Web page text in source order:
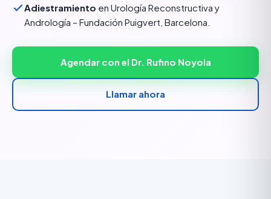
Adiestramiento en Urología Reconstructiva y
Andrología – Fundación Puigvert, Barcelona.
Agendar con el Dr. Rufino Noyola
Llamar ahora